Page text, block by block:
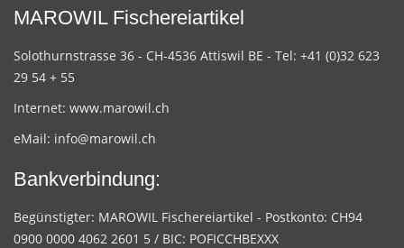
MAROWIL Fischereiartikel
Solothurnstrasse 36 - CH-4536 Attiswil BE - Tel: +41 (0)32 623
29 54 + 55
Internet: www.marowil.ch
eMail: info@marowil.ch
Bankverbindung:
Begünstigter: MAROWIL Fischereiartikel - Postkonto: CH94
0900 0000 4062 2601 5 / BIC: POFICCHBEXXX